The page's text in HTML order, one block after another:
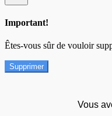
Important!
Êtes-vous sûr de vouloir
Supprimer
Vous